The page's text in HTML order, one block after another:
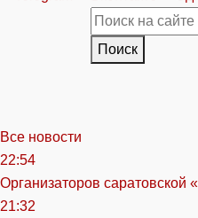
Поиск
Все новости
22:54
Организаторов саратовской
21:32